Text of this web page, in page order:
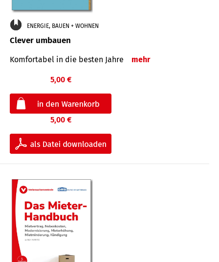
ENERGIE, BAUEN + WOHNEN
Clever umbauen
Komfortabel in die besten Jahre mehr
5,00 €
5,00 €